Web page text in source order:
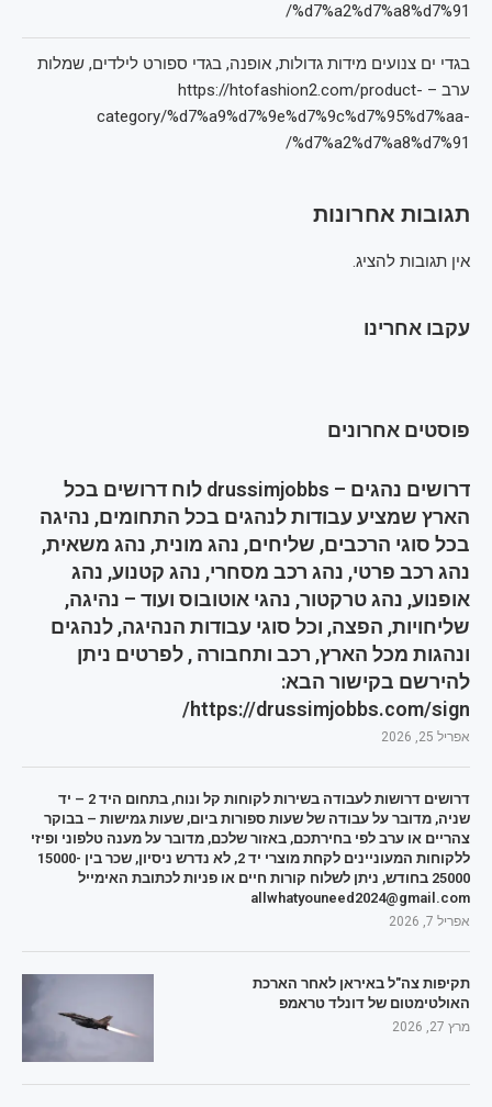
%d7%a2%d7%a8%d7%91/
בגדי ים צנועים מידות גדולות, אופנה, בגדי ספורט לילדים, שמלות
ערב – https://htofashion2.com/product-
category/%d7%a9%d7%9e%d7%9c%d7%95%d7%aa-
%d7%a2%d7%a8%d7%91/
תגובות אחרונות
אין תגובות להציג.
עקבו אחרינו
פוסטים אחרונים
דרושים נהגים – drussimjobbs לוח דרושים בכל
הארץ שמציע עבודות לנהגים בכל התחומים, נהיגה
בכל סוגי הרכבים, שליחים, נהג מונית, נהג משאית,
נהג רכב פרטי, נהג רכב מסחרי, נהג קטנוע, נהג
אופנוע, נהג טרקטור, נהגי אוטובוס ועוד – נהיגה,
שליחויות, הפצה, וכל סוגי עבודות הנהיגה, לנהגים
ונהגות מכל הארץ, רכב ותחבורה , לפרטים ניתן
להירשם בקישור הבא:
https://drussimjobbs.com/sign/
אפריל 25, 2026
דרושים דרושות לעבודה בשירות לקוחות קל ונוח, בתחום היד 2 – יד
שניה, מדובר על עבודה של שעות ספורות ביום, שעות גמישות – בבוקר
צהריים או ערב לפי בחירתכם, באזור שלכם, מדובר על מענה טלפוני ופיזי
ללקוחות המעוניינים לקחת מוצרי יד 2, לא נדרש ניסיון, שכר בין 15000-
25000 בחודש, ניתן לשלוח קורות חיים או פניות לכתובת האימייל
allwhatyouneed2024@gmail.com
אפריל 7, 2026
תקיפות צה"ל באיראן לאחר הארכת
האולטימטום של דונלד טראמפ
מרץ 27, 2026